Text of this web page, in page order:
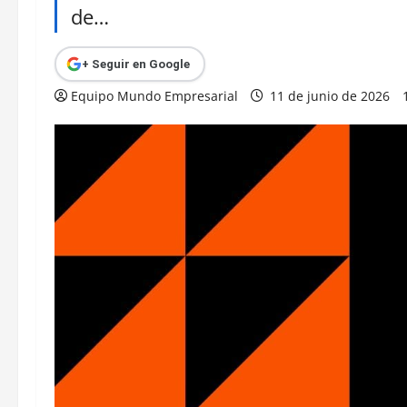
de…
+ Seguir en Google
Equipo Mundo Empresarial 11 de junio de 2026